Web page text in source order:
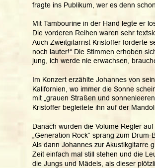
fragte ins Publikum, wer es denn
Mit Tambourine in der Hand legte er
Die vorderen Reihen waren sehr
Auch Zweitgitarrist Kristoffer forderte
noch lauter!“ Die Stimmen erhoben
jung, ich werde nie erwachsen,
Im Konzert erzählte Johannes von
Kalifornien, wo immer die Sonne
mit „grauen Straßen und
Kristoffer begleitete ihn auf der
Danach wurden die Volume Regler
„Generation Rock“ sprang zum Drum-
Als dann Johannes zur Akustikgitarre
Zeit einfach mal still stehen und die
die Jungs und Mädels, als dieser